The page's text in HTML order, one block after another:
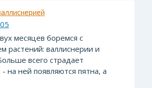
месяцев боремся с
растений: валлиснерии и
всего страдает
на ней появляются пятна, а